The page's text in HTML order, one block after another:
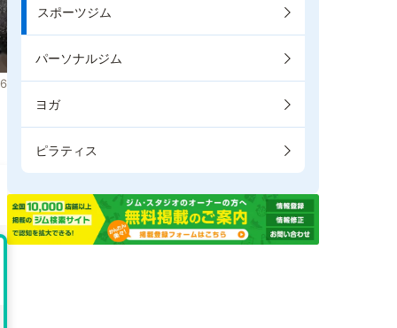
スポーツジム
パーソナルジム
ヨガ
ピラティス